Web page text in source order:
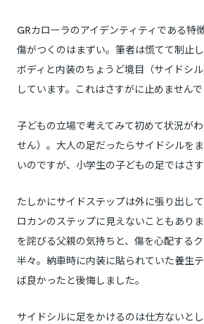
GRカローラのアイデンティティである特
傷がつくのはまずい。筆者は慌てて制止
ボディと内装のちょうど境目（サイドシ
しています。これはさすがに止めません
子どもの立場で考えてみて初めて状況が
せん）。大人の足だったらサイドシルを
いのですが、小学生の子どもの足ではさす
たしかにサイドステップは外に張り出し
ロカンのステップに見えないこともあり
を詫びる父親の気持ちと、傷を心配する
半々。納車時に内装に貼られていた養生
ば良かったと後悔しました。
サイドシルに足をかけるのは仕方ないと